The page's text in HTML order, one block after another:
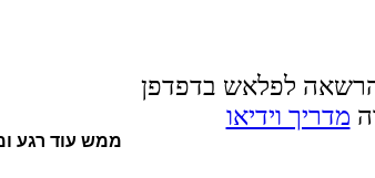
לפלאש בדפדפן
מדריך וידיאו
ממש עוד רגע